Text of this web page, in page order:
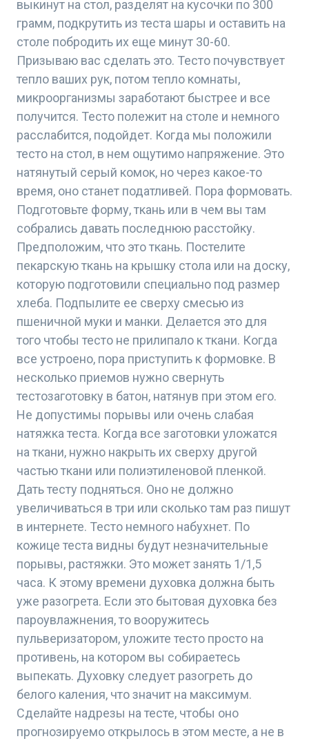
выкинут на стол, разделят на кусочки по 300
грамм, подкрутить из теста шары и оставить на
столе побродить их еще минут 30-60.
Призываю вас сделать это. Тесто почувствует
тепло ваших рук, потом тепло комнаты,
микроорганизмы заработают быстрее и все
получится. Тесто полежит на столе и немного
расслабится, подойдет. Когда мы положили
тесто на стол, в нем ощутимо напряжение. Это
натянутый серый комок, но через какое-то
время, оно станет податливей. Пора формовать.
Подготовьте форму, ткань или в чем вы там
собрались давать последнюю расстойку.
Предположим, что это ткань. Постелите
пекарскую ткань на крышку стола или на доску,
которую подготовили специально под размер
хлеба. Подпылите ее сверху смесью из
пшеничной муки и манки. Делается это для
того чтобы тесто не прилипало к ткани. Когда
все устроено, пора приступить к формовке. В
несколько приемов нужно свернуть
тестозаготовку в батон, натянув при этом его.
Не допустимы порывы или очень слабая
натяжка теста. Когда все заготовки уложатся
на ткани, нужно накрыть их сверху другой
частью ткани или полиэтиленовой пленкой.
Дать тесту подняться. Оно не должно
увеличиваться в три или сколько там раз пишут
в интернете. Тесто немного набухнет. По
кожице теста видны будут незначительные
порывы, растяжки. Это может занять 1/1,5
часа. К этому времени духовка должна быть
уже разогрета. Если это бытовая духовка без
пароувлажнения, то вооружитесь
пульверизатором, уложите тесто просто на
противень, на котором вы собираетесь
выпекать. Духовку следует разогреть до
белого каления, что значит на максимум.
Сделайте надрезы на тесте, чтобы оно
прогнозируемо открылось в этом месте, а не в